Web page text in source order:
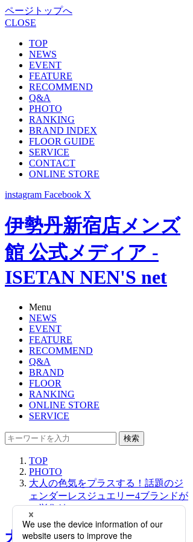
ページトップへ
CLOSE
TOP
NEWS
EVENT
FEATURE
RECOMMEND
Q&A
PHOTO
RANKING
BRAND INDEX
FLOOR GUIDE
SERVICE
CONTACT
ONLINE STORE
instagram Facebook X
伊勢丹新宿店メンズ
館 公式メディア -
ISETAN NEN'S net
Menu
NEWS
EVENT
FEATURE
RECOMMEND
Q&A
BRAND
FLOOR
RANKING
ONLINE STORE
SERVICE
検索
TOP
PHOTO
大人の色気をプラスする！話題のジ
ェンダーレスジュエリー4ブランドが
一挙集結
大人の色気をプラスする！